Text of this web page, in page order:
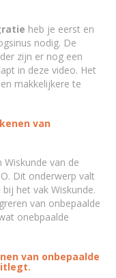
heb je eerst en
nodig. De
zijn er nog een
in deze video. Het
makkelijkere te
van
van de
Dit onderwerp valt
het vak Wiskunde.
van onbepaalde
onebpaalde
van onbepaalde